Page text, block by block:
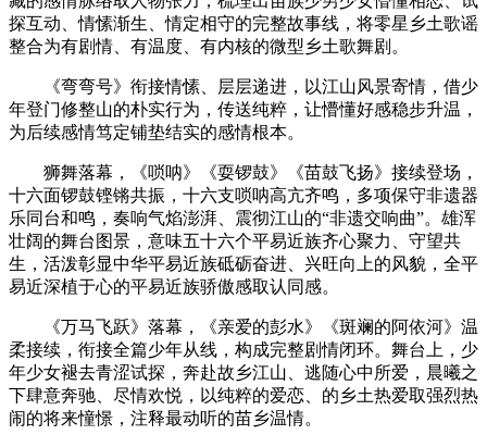
探互动、情愫渐生、情定相守的完整故事线，将零星乡土歌谣
整合为有剧情、有温度、有内核的微型乡土歌舞剧。
《弯弯号》衔接情愫、层层递进，以江山风景寄情，借少
年登门修整山的朴实行为，传送纯粹，让懵懂好感稳步升温，
为后续感情笃定铺垫结实的感情根本。
狮舞落幕，《唢呐》《耍锣鼓》《苗鼓飞扬》接续登场，
十六面锣鼓铿锵共振，十六支唢呐高亢齐鸣，多项保守非遗器
乐同台和鸣，奏响气焰澎湃、震彻江山的“非遗交响曲”。雄浑
壮阔的舞台图景，意味五十六个平易近族齐心聚力、守望共
生，活泼彰显中华平易近族砥砺奋进、兴旺向上的风貌，全平
易近深植于心的平易近族骄傲感取认同感。
《万马飞跃》落幕，《亲爱的彭水》《斑斓的阿依河》温
柔接续，衔接全篇少年从线，构成完整剧情闭环。舞台上，少
年少女褪去青涩试探，奔赴故乡江山、逃随心中所爱，晨曦之
下肆意奔驰、尽情欢悦，以纯粹的爱恋、的乡土热爱取强烈热
闹的将来憧憬，注释最动听的苗乡温情。